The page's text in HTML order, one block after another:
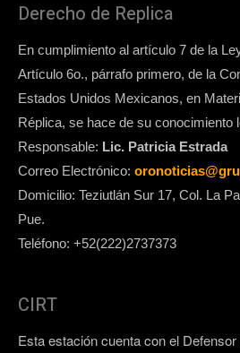
Derecho de Replica
En cumplimiento al artículo 7 de la
Artículo 6o., párrafo primero, de la
Estados Unidos Mexicanos, en
Réplica, se hace de su conocimiento
Responsable: Lic. Patricia Estrada
Correo Electrónico:
Domicilio: Teziutlán Sur 17, Col. La
Pue.
Teléfono: +52(222)2737373
CIRT
Esta estación cuenta con el